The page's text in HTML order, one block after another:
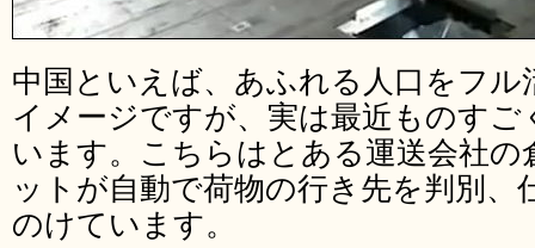
中国といえば、あふれる人口をフ
イメージですが、実は最近ものす
います。こちらはとある運送会社
ットが自動で荷物の行き先を判別、
のけています。